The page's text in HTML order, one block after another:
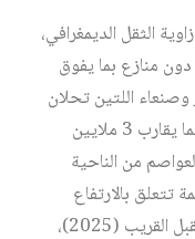
الثقل الديمغرافي،
منازع بما يفوق
وصنعاء اللتين تحلان
في المرتبة الثانية والثالثة على التوالي بما يقارب 3 ملايين
من الناحية
تتعلق بالارتفاع
التدريجي للساكنة الحضرية. ففي المستقبل القريب (2025)،